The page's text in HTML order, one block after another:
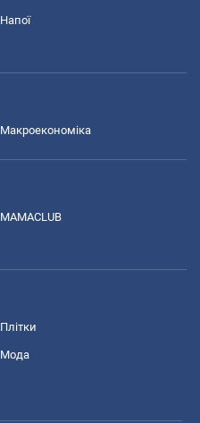
Напої
Макроекономіка
MAMACLUB
Плітки
Мода